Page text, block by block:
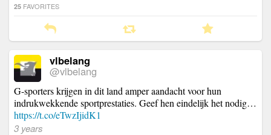
25 FAVORITES
vlbelang
@vlbelang
G-sporters krijgen in dit land amper aandacht voor hun
indrukwekkende sportprestaties. Geef hen eindelijk het nodig…
https://t.co/eTwzIjidK1
3 years